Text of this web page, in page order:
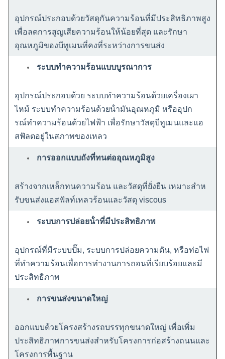
อุปกรณ์ประกอบด้วยวัสดุกันความร้อนที่มีประสิทธิภาพสูง
เพื่อลดการสูญเสียความร้อนให้น้อยที่สุด และรักษา
อุณหภูมิของบีทูเมนที่คงที่ระหว่างการขนส่ง
ระบบทําความร้อนแบบบูรณาการ
อุปกรณ์ประกอบด้วย ระบบทําความร้อนด้วยเครื่องเผา
ไหม้ ระบบทําความร้อนด้วยน้ํามันอุณหภูมิ หรืออุปก
รณ์ทําความร้อนด้วยไฟฟ้า เพื่อรักษาวัสดุบีทูเมนและแอ
สฟัลตอยู่ในสภาพของเหลว
การออกแบบถังที่ทนต่ออุณหภูมิสูง
สร้างจากเหล็กทนความร้อน และวัสดุที่ยั่งยืน เหมาะสําห
รับขนส่งแอสฟัลท์เหลวร้อนและวัสดุ viscous
ระบบการปล่อยน้ําที่มีประสิทธิภาพ
อุปกรณ์ที่มีระบบปั๊ม, ระบบการปล่อยความดัน, หรือท่อไฟ
ที่ทําความร้อนเพื่อการทํางานการถอนที่เรียบร้อยและมี
ประสิทธิภาพ
การขนส่งขนาดใหญ่
ออกแบบด้วยโครงสร้างรถบรรทุกขนาดใหญ่ เพื่อเพิ่ม
ประสิทธิภาพการขนส่งสําหรับโครงการก่อสร้างถนนและ
โครงการพื้นฐาน